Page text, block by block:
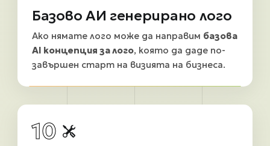
Базово АИ генерирано лого
Ако нямате лого може да направим базова
AI концепция за лого, която да даде по-
завършен старт на визията на бизнеса.
10